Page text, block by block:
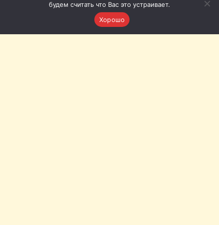
будем считать что Вас это устраивает.
Хорошо